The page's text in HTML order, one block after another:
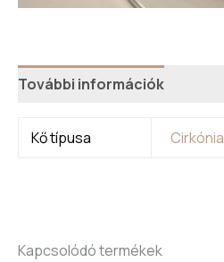
További információk
Kő típusa Cirkónia
Kapcsolódó termékek